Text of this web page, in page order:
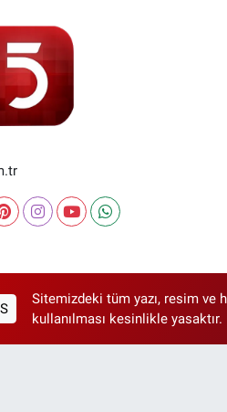
Sitemizdeki tüm yazı, resim ve
kullanılması kesinlikle yasaktır.